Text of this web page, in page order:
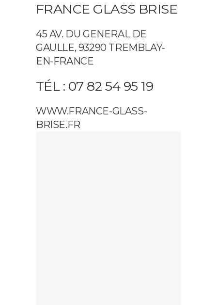
FRANCE GLASS BRISE
45 AV. DU GENERAL DE
GAULLE, 93290 TREMBLAY-
EN-FRANCE
TÉL : 07 82 54 95 19
WWW.FRANCE-GLASS-
BRISE.FR